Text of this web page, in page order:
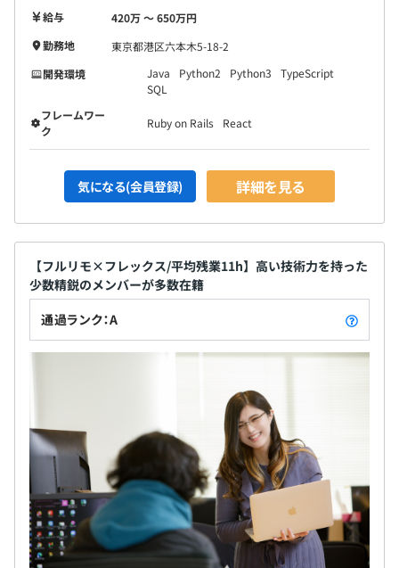
給与
420万 〜 650万円
勤務地
東京都港区六本木5-18-2
開発環境
Java Python2 Python3
TypeScript
SQL
フレームワー
ク
Ruby on Rails React
気になる(会員登録) 詳細を見る
【フルリモ×フレックス/平均残業11h】高い技術力を持った
少数精鋭のメンバーが多数在籍
通過ランク：A